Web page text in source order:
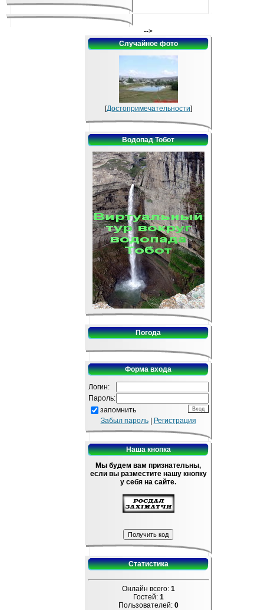
-->
Случайное фото
[Достопримечательности]
Водопад Тобот
Погода
Форма входа
Логин:
Пароль:
запомнить
Забыл пароль| Регистрация
Наша кнопка
Мы будем вам признательны,
если вы разместите нашу кнопку
у себя на сайте.
Статистика
Онлайн всего: 1
Гостей: 1
Пользователей: 0